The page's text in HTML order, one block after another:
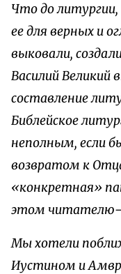
Что до
ее для верных и
выковали,
Василий Великий
составление
Библейское
неполным, если
возвратом к
«конкретная»
этом
Мы хотели
Иустином и